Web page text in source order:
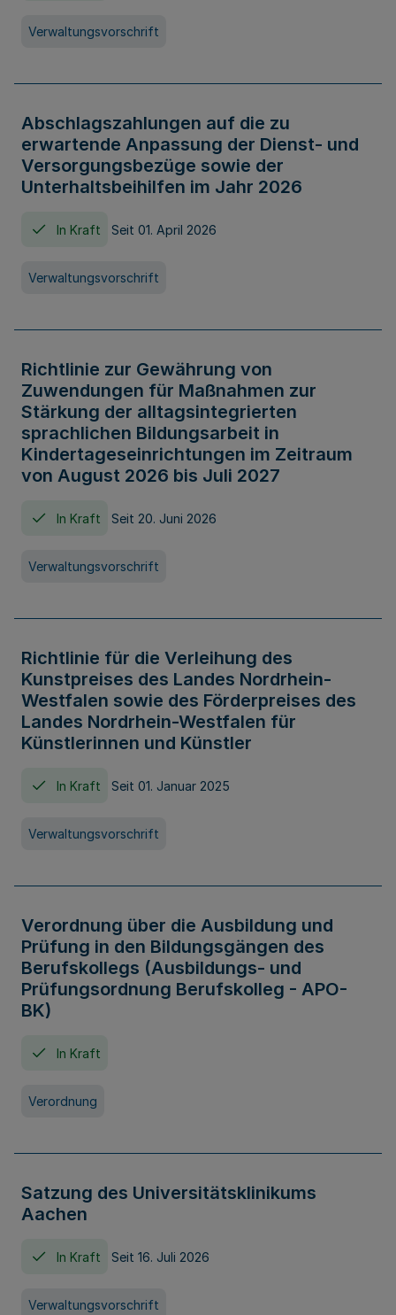
Verwaltungsvorschrift
Abschlagszahlungen auf die zu
erwartende Anpassung der Dienst- und
Versorgungsbezüge sowie der
Unterhaltsbeihilfen im Jahr 2026
In Kraft Seit 01. April 2026
Verwaltungsvorschrift
Richtlinie zur Gewährung von
Zuwendungen für Maßnahmen zur
Stärkung der alltagsintegrierten
sprachlichen Bildungsarbeit in
Kindertageseinrichtungen im Zeitraum
von August 2026 bis Juli 2027
In Kraft Seit 20. Juni 2026
Verwaltungsvorschrift
Richtlinie für die Verleihung des
Kunstpreises des Landes Nordrhein-
Westfalen sowie des Förderpreises des
Landes Nordrhein-Westfalen für
Künstlerinnen und Künstler
In Kraft Seit 01. Januar 2025
Verwaltungsvorschrift
Verordnung über die Ausbildung und
Prüfung in den Bildungsgängen des
Berufskollegs (Ausbildungs- und
Prüfungsordnung Berufskolleg - APO-
BK)
In Kraft
Verordnung
Satzung des Universitätsklinikums
Aachen
In Kraft Seit 16. Juli 2026
Verwaltungsvorschrift